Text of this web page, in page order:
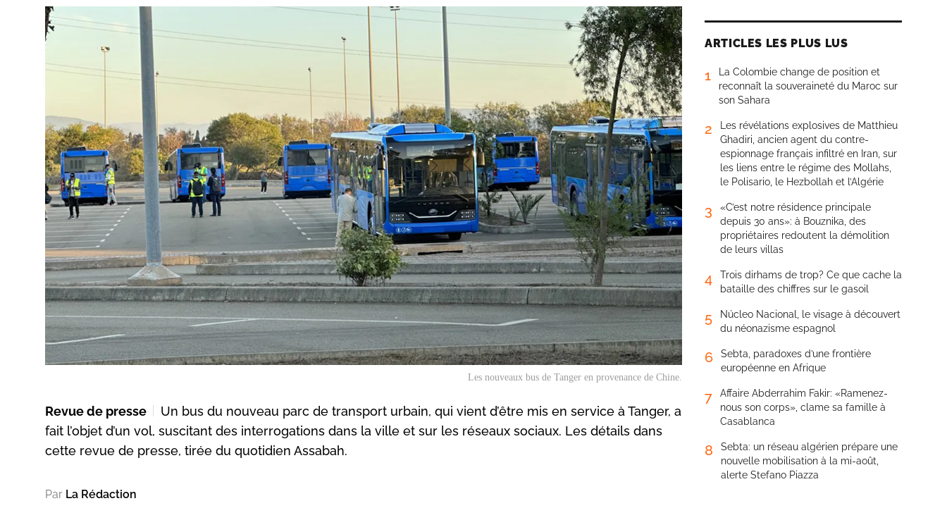
Les nouveaux bus de Tanger en provenance de Chine.
Revue de presse
Un bus du nouveau parc de transport urbain, qui vient d’être mis en service à Tanger, a
fait l’objet d’un vol, suscitant des interrogations dans la ville et sur les réseaux sociaux. Les détails dans
cette revue de presse, tirée du quotidien Assabah.
Par La Rédaction
ARTICLES LES PLUS LUS
1
La Colombie change de position et
reconnaît la souveraineté du Maroc sur
son Sahara
2
Les révélations explosives de Matthieu
Ghadiri, ancien agent du contre-
espionnage français infiltré en Iran, sur
les liens entre le régime des Mollahs,
le Polisario, le Hezbollah et l’Algérie
3
«C’est notre résidence principale
depuis 30 ans»: à Bouznika, des
propriétaires redoutent la démolition
de leurs villas
4
Trois dirhams de trop? Ce que cache la
bataille des chiffres sur le gasoil
5
Núcleo Nacional, le visage à découvert
du néonazisme espagnol
6
Sebta, paradoxes d’une frontière
européenne en Afrique
7
Affaire Abderrahim Fakir: «Ramenez-
nous son corps», clame sa famille à
Casablanca
8
Sebta: un réseau algérien prépare une
nouvelle mobilisation à la mi-août,
alerte Stefano Piazza